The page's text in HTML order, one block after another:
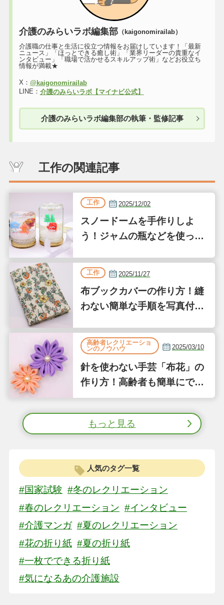
介護のみらいラボ編集部（kaigonomirailab）
介護職の仕事と生活に役立つ情報をお届けしています！「最新
ニュース」「ほっとできる癒し術」「業界リーダーの貴重なイ
ンタビュー」「職場で活かせるスキルアップ術」などお役立ち
情報が満載★
X： @kaigonomirailab
LINE： 介護のみらいラボ【マイナビ公式】
介護のみらいラボ編集部の執筆・監修記事
工作の関連記事
工作 2025/12/02
スノードームを手作りしよ
う！ジャムの瓶などを使った
工作 2025/11/27
布ブックカバーの作り方！縫
わない簡単な手順を写真付き
高齢者レクリエーショ
ンのノウハウ
2025/03/10
針を使わない手芸「布花」の
作り方！高齢者も簡単にでき
る縫わない工作①
もっと見る
人気のタグ一覧
#国家試験 #冬のレクリエーション
#春のレクリエーション #インタビュー
#介護マンガ #夏のレクリエーション
#花の折り紙 #夏の折り紙
#一枚でできる折り紙
#気になるあの介護施設